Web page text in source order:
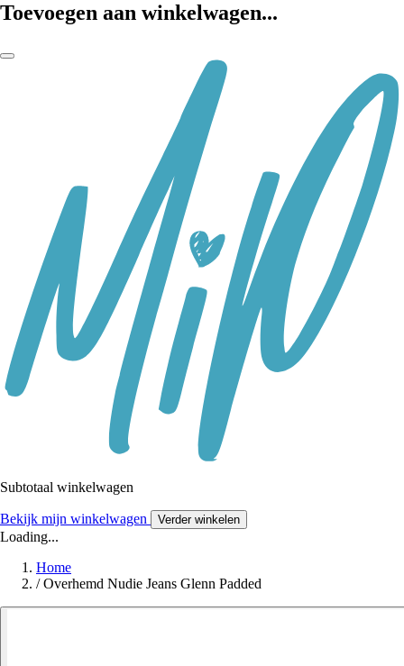
Toevoegen aan winkelwagen...
Subtotaal winkelwagen
Bekijk mijn winkelwagen Verder winkelen
Loading...
Home
/ Overhemd Nudie Jeans Glenn Padded